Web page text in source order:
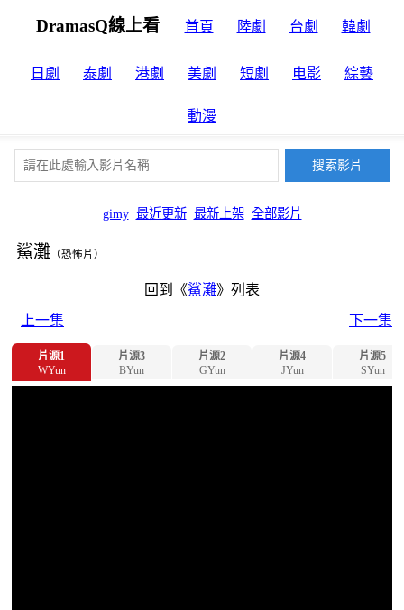
DramasQ線上看 首頁 陸劇 台劇 韓劇
日劇 泰劇 港劇 美劇 短劇 电影 綜藝
動漫
gimy 最近更新 最新上架 全部影片
鯊灘 （恐怖片）
回到《鯊灘》列表
上一集
下一集
片源1
WYun
片源3
BYun
片源2
GYun
片源4
JYun
片源5
SYun